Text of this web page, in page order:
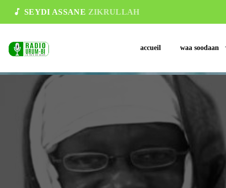
music_note SEYDI ASSANE ZIKRULLAH
accueil waa soodaan